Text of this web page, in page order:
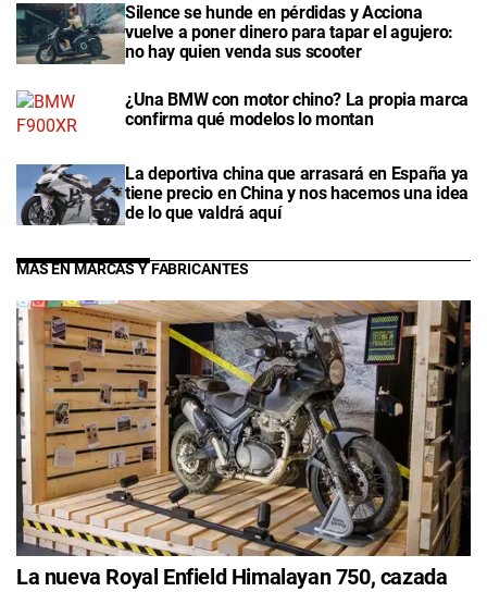
Silence se hunde en pérdidas y Acciona
vuelve a poner dinero para tapar el agujero:
no hay quien venda sus scooter
¿Una BMW con motor chino? La propia marca
confirma qué modelos lo montan
La deportiva china que arrasará en España ya
tiene precio en China y nos hacemos una idea
de lo que valdrá aquí
MÁS EN MARCAS Y FABRICANTES
La nueva Royal Enfield Himalayan 750, cazada